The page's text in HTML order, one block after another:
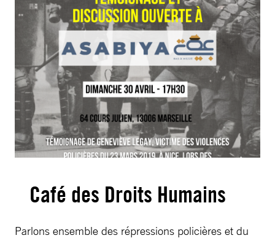
Café des Droits Humains
Parlons ensemble des répressions policières et du